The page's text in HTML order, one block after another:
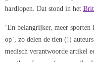
hardlopen. Dat stond in het
‘En belangrijker, meer
op’, zo delen de tien (!)
medisch verantwoorde artikel